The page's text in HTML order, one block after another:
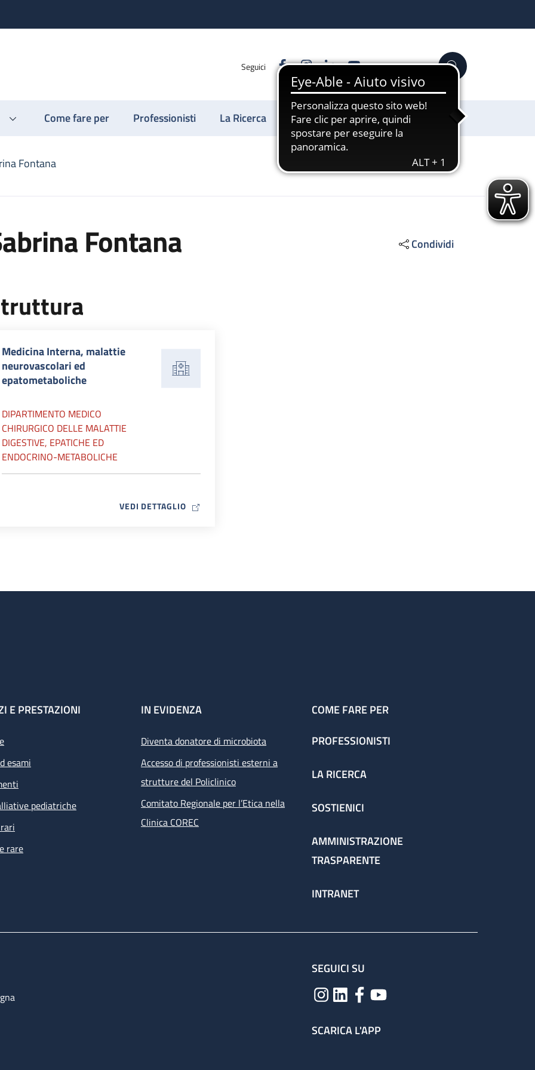
Seguici FacebookInstagram
LinkedinYouTube Cerca
Come fare per Professionisti La Ricerca Sostienici
Fontana
Fontana Condividi
Medicina Interna, malattie
neurovascolari ed
epatometaboliche
DIPARTIMENTO MEDICO
CHIRURGICO DELLE MALATTIE
DIGESTIVE, EPATICHE ED
ENDOCRINO-METABOLICHE
VEDI DETTAGLIOMAP ICON
E PRESTAZIONI
esami
pediatriche
rare
IN EVIDENZA
Diventa donatore di microbiota
Accesso di professionisti esterni a
strutture del Policlinico
Comitato Regionale per l’Etica nella
Clinica COREC
COME FARE PER
PROFESSIONISTI
LA RICERCA
SOSTIENICI
AMMINISTRAZIONE
TRASPARENTE
INTRANET
SEGUICI SU
SCARICA L'APP